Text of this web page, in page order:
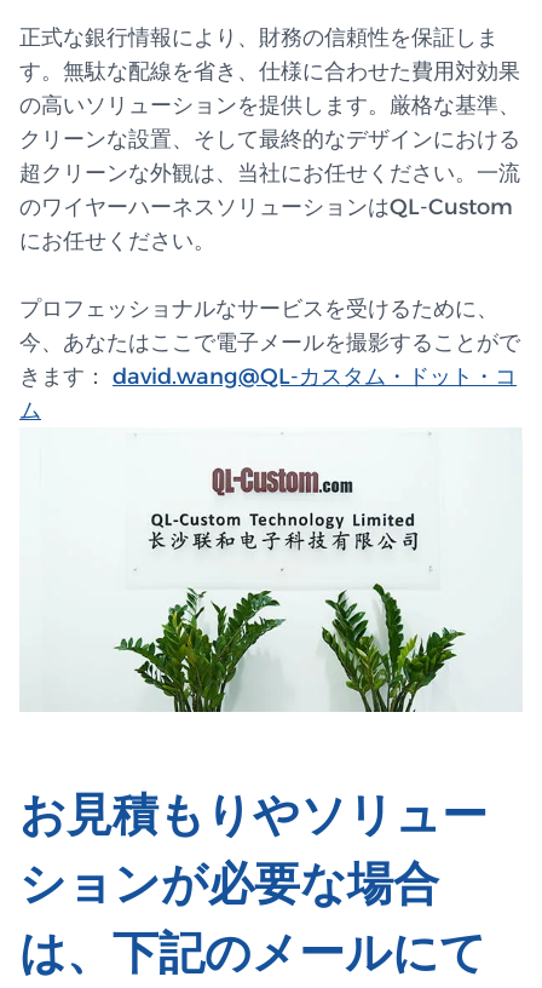
正式な銀行情報により、財務の信頼性を保証しま
す。無駄な配線を省き、仕様に合わせた費用対効果
の高いソリューションを提供します。厳格な基準、
クリーンな設置、そして最終的なデザインにおける
超クリーンな外観は、当社にお任せください。一流
のワイヤーハーネスソリューションはQL-Custom
にお任せください。
プロフェッショナルなサービスを受けるために、
今、あなたはここで電子メールを撮影することがで
きます： david.wang@QL-カスタム・ドット・コ
ム
お見積もりやソリュー
ションが必要な場合
は、下記のメールにて